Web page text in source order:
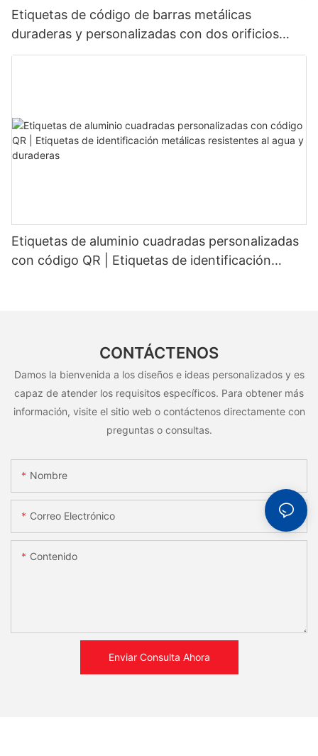
Etiquetas de código de barras metálicas
duraderas y personalizadas con dos orificios
fijos para un reconocimiento estable.
Etiquetas de aluminio cuadradas personalizadas
con código QR | Etiquetas de identificación
CONTÁCTENOS
Damos la bienvenida a los diseños e ideas personalizados y es
capaz de atender los requisitos específicos. Para obtener más
información, visite el sitio web o contáctenos directamente con
preguntas o consultas.
Nombre
Correo Electrónico
Contenido
Enviar Consulta Ahora